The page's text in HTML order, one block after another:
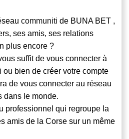
communiti de BUNA BET ,
ses amis, ses relations
plus encore ?
suffit de vous connecter à
ou bien de créer votre compte
de vous connecter au réseau
dans le monde.
professionnel qui regroupe la
amis de la Corse sur un même